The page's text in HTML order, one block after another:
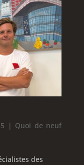
| Quoi de neuf
des